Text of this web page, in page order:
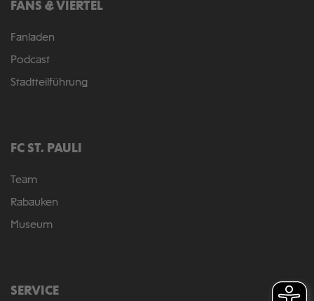
FANS & VIERTEL
Fanladen
Podcast
Stadtteilführung
FC ST. PAULI
Team
Rabauken
Museum
SERVICE